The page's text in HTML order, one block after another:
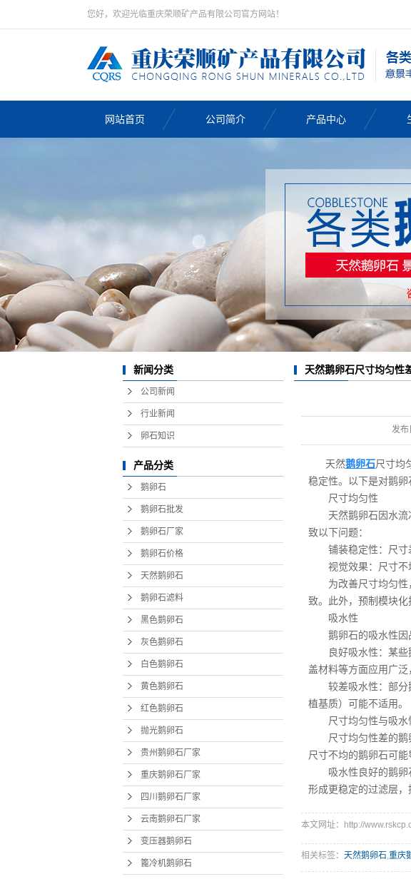
您好，欢迎光临重庆荣顺矿产品有限公司官方网站！
网站首页 公司简介 产品中心
鹅卵石厂家
鹅卵石价格
天然鹅卵石
灰色鹅卵石
白色鹅卵石
贵州鹅卵石厂家
重庆鹅卵石厂家
四川鹅卵石厂家
云南鹅卵石厂家
变压器鹅卵石
篦冷机鹅卵石
大鹅卵石
砾石厂家
海砂滤料厂家
天然海沙
新闻分类
公司新闻
行业新闻
卵石知识
产品分类
鹅卵石
鹅卵石批发
鹅卵石厂家
鹅卵石价格
天然鹅卵石
鹅卵石滤料
黑色鹅卵石
灰色鹅卵石
白色鹅卵石
黄色鹅卵石
红色鹅卵石
抛光鹅卵石
贵州鹅卵石厂家
重庆鹅卵石厂家
四川鹅卵石厂家
云南鹅卵石厂家
变压器鹅卵石
篦冷机鹅卵石
天然鹅卵石尺寸均匀性
发布
天然鹅卵石尺寸均
稳定性。以下是对鹅卵
尺寸均匀性
天然鹅卵石因水流冲
致以下问题：
铺装稳定性：尺寸差
视觉效果：尺寸不均
为改善尺寸均匀性，
致。此外，预制模块
吸水性
鹅卵石的吸水性因品
良好吸水性：某些鹅
盖材料等方面应用广泛
较差吸水性：部分鹅
植基质）可能不适用。
尺寸均匀性与吸水
尺寸均匀性差的鹅卵
尺寸不均的鹅卵石可能
吸水性良好的鹅卵石
形成更稳定的过滤层，
本文网址：http://
相关标签： 天然鹅卵石,重庆